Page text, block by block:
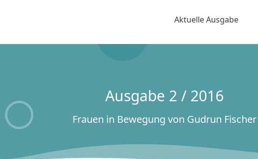
Aktuelle Ausgabe
Ausgabe 2 / 2016
Frauen in Bewegung von Gudrun Fischer